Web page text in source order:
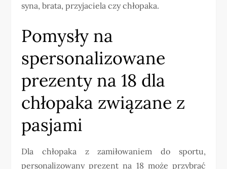
syna, brata, przyjaciela czy chłopaka.
Pomysły na
spersonalizowane
prezenty na 18 dla
chłopaka związane z
pasjami
Dla chłopaka z zamiłowaniem do sportu,
personalizowany prezent na 18 może przybrać